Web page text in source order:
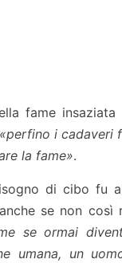
fame
«perfino i cadaveri
la fame».
di cibo fu
se non così
se ormai
umana, un